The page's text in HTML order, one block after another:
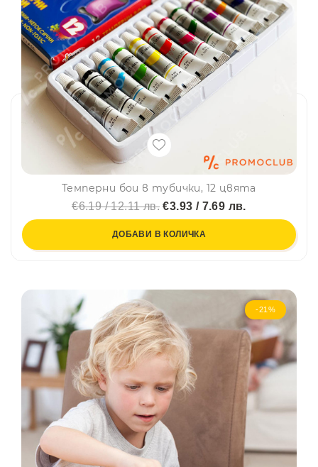
Темперни бои в тубички, 12 цвята
€6.19 / 12.11 лв. €3.93 / 7.69 лв.
ДОБАВИ В КОЛИЧКА
-21%